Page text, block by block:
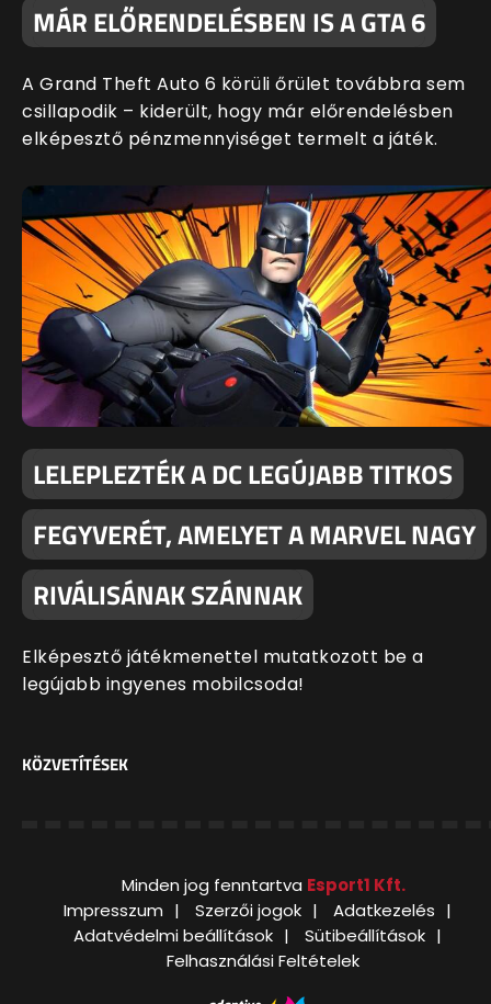
MÁR ELŐRENDELÉSBEN IS A GTA 6
A Grand Theft Auto 6 körüli őrület továbbra sem
csillapodik – kiderült, hogy már előrendelésben
elképesztő pénzmennyiséget termelt a játék.
LELEPLEZTÉK A DC LEGÚJABB TITKOS
FEGYVERÉT, AMELYET A MARVEL NAGY
RIVÁLISÁNAK SZÁNNAK
Elképesztő játékmenettel mutatkozott be a
legújabb ingyenes mobilcsoda!
KÖZVETÍTÉSEK
Minden jog fenntartva Esport1 Kft.
Impresszum
Szerzői jogok
Adatkezelés
Adatvédelmi beállítások
Sütibeállítások
Felhasználási Feltételek